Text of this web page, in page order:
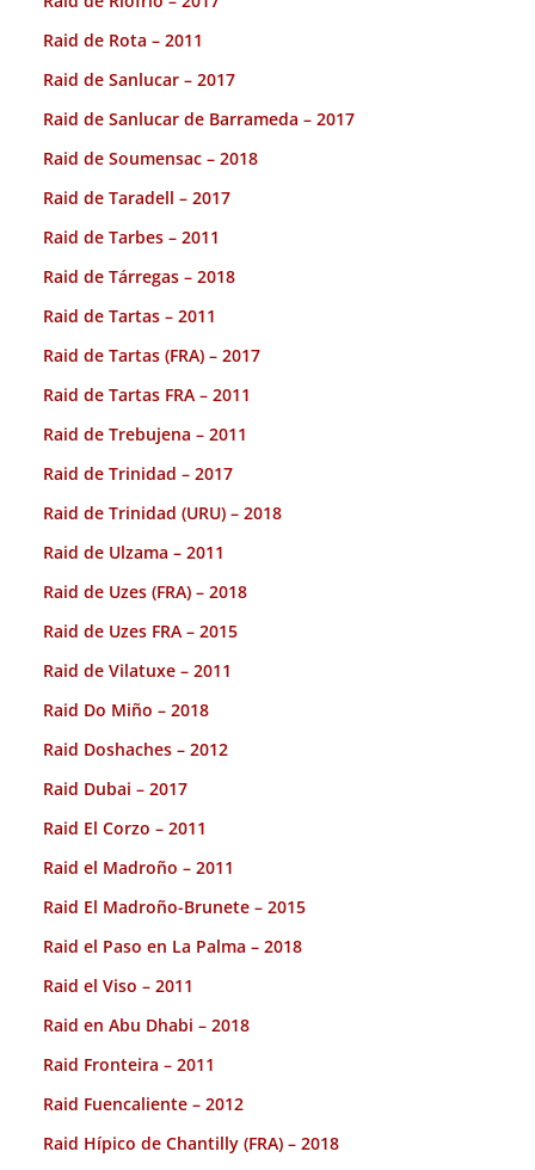
Raid de Rota – 2011
Raid de Sanlucar – 2017
Raid de Sanlucar de Barrameda – 2017
Raid de Soumensac – 2018
Raid de Taradell – 2017
Raid de Tarbes – 2011
Raid de Tárregas – 2018
Raid de Tartas – 2011
Raid de Tartas (FRA) – 2017
Raid de Tartas FRA – 2011
Raid de Trebujena – 2011
Raid de Trinidad – 2017
Raid de Trinidad (URU) – 2018
Raid de Ulzama – 2011
Raid de Uzes (FRA) – 2018
Raid de Uzes FRA – 2015
Raid de Vilatuxe – 2011
Raid Do Miño – 2018
Raid Doshaches – 2012
Raid Dubai – 2017
Raid El Corzo – 2011
Raid el Madroño – 2011
Raid El Madroño-Brunete – 2015
Raid el Paso en La Palma – 2018
Raid el Viso – 2011
Raid en Abu Dhabi – 2018
Raid Fronteira – 2011
Raid Fuencaliente – 2012
Raid Hípico de Chantilly (FRA) – 2018